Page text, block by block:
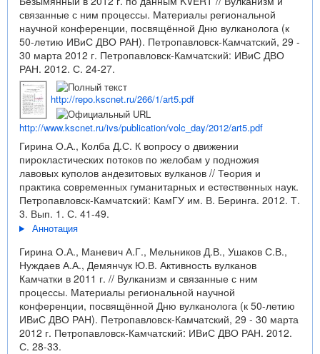
связанные с ним процессы. Материалы региональной
научной конференции, посвящённой Дню вулканолога (к
50-летию ИВиС ДВО РАН). Петропавловск-Камчатский, 29 -
30 марта 2012 г. Петропавловск-Камчатский: ИВиС ДВО
РАН. 2012. С. 24-27.
http://repo.kscnet.ru/266/1/art5.pdf
http://www.kscnet.ru/ivs/publication/volc_day/2012/art5.pdf
Гирина О.А., Колба Д.С. К вопросу о движении
пирокластических потоков по желобам у подножия
лавовых куполов андезитовых вулканов // Теория и
практика современных гуманитарных и естественных наук.
Петропавловск-Камчатский: КамГУ им. В. Беринга. 2012. Т.
3. Вып. 1. С. 41-49.
Аннотация
Гирина О.А., Маневич А.Г., Мельников Д.В., Ушаков С.В.,
Нуждаев А.А., Демянчук Ю.В. Активность вулканов
Камчатки в 2011 г. // Вулканизм и связанные с ним
процессы. Материалы региональной научной
конференции, посвящённой Дню вулканолога (к 50-летию
ИВиС ДВО РАН). Петропавловск-Камчатский, 29 - 30 марта
2012 г. Петропавловск-Камчатский: ИВиС ДВО РАН. 2012.
С. 28-33.